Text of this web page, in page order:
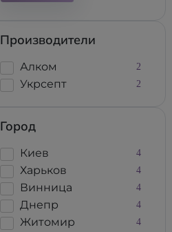
Производители
Алком 2
Укрсепт 2
Город
Киев 4
Харьков 4
Винница 4
Днепр 4
Житомир 4